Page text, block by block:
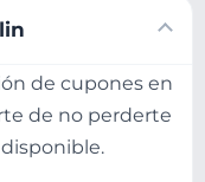
de cupones en
de no perderte
disponible.